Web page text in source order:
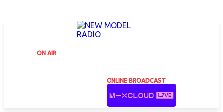
ON AIR
ONLINE BROADCAST